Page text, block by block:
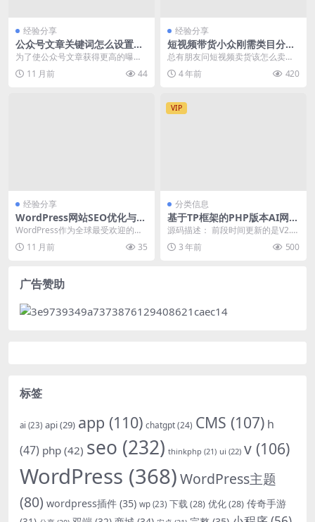
经验分享
公众号文章关键词怎么设置才
爆款
为了使公众号文章获得更高的曝光
率和阅读量，合理设置关键词至关
重要。以下是一些关于...
11 月前 44
经验分享
短视频带货小众刚需类目分
享：五金工具类
总有朋友问短视频卖货该怎么卖，
其实这个说了好多遍了，目前最常
见的还是卖淘客商品，...
4 年前 420
经验分享
WordPress网站SEO优化与百
度搜索引擎排名提升
WordPress作为全球最受欢迎的内
容管理系统之一，其seo优化能力备
受关注。...
11 月前 35
VIP
分类信息
基于TP框架的PHP版本AI网址
导航源码V6.0
源码描述： 前段时间更新的是V2.0
版本，现在是V6.0 使用Thinkphp
6... 3 年前 500
广告赞助
标签
ai (23) api(29) app (110) chatgpt(24) CMS (107) h
(47) php (42) seo (232) thinkphp (21) ui (22) v (106)
WordPress (368)WordPress主题
(80) wordpress插件 (35) wp (23) 下载(28) 优化(28) 传奇手游